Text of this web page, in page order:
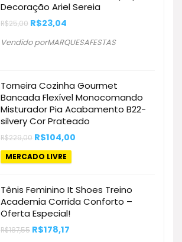
Decoração Ariel Sereia
R$25,00 O
original
era:
R$23,04
atual
é:
Vendido porMARQUESAFESTAS
Torneira Cozinha Gourmet
Bancada Flexível Monocomando
Misturador Pia Acabamento B22-
silvery Cor Prateado
R$229,00 O
original
era:
R$104,00
MERCADO LIVRE
Tênis Feminino It Shoes Treino
Academia Corrida Conforto –
Oferta Especial!
R$187,55 O
R$178,17